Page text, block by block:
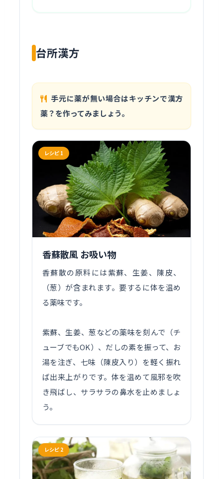
台所漢方
手元に薬が無い場合はキッチンで漢方
薬？を作ってみましょう。
レシピ 1
香蘇散風 お吸い物
香蘇散の原料には紫蘇、生姜、陳皮、
（葱）が含まれます。要するに体を温め
る薬味です。
紫蘇、生姜、葱などの薬味を刻んで（チ
ューブでもOK）、だしの素を振って、お
湯を注ぎ、七味（陳皮入り）を軽く振れ
ば出来上がりです。体を温めて風邪を吹
き飛ばし、サラサラの鼻水を止めましょ
う。
レシピ 2